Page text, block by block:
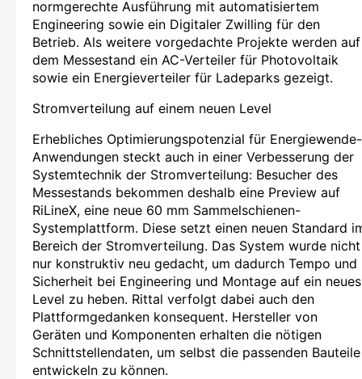
normgerechte Ausführung mit automatisiertem
Engineering sowie ein Digitaler Zwilling für den
Betrieb. Als weitere vorgedachte Projekte werden auf
dem Messestand ein AC-Verteiler für Photovoltaik
sowie ein Energieverteiler für Ladeparks gezeigt.
Stromverteilung auf einem neuen Level
Erhebliches Optimierungspotenzial für Energiewende-
Anwendungen steckt auch in einer Verbesserung der
Systemtechnik der Stromverteilung: Besucher des
Messestands bekommen deshalb eine Preview auf
RiLineX, eine neue 60 mm Sammelschienen-
Systemplattform. Diese setzt einen neuen Standard
Bereich der Stromverteilung. Das System wurde nicht
nur konstruktiv neu gedacht, um dadurch Tempo und
Sicherheit bei Engineering und Montage auf ein neues
Level zu heben. Rittal verfolgt dabei auch den
Plattformgedanken konsequent. Hersteller von
Geräten und Komponenten erhalten die nötigen
Schnittstellendaten, um selbst die passenden Bauteile
entwickeln zu können.